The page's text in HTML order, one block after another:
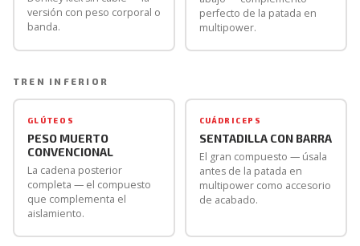
versión con peso corporal o
banda.
perfecto de la patada en
multipower.
TREN INFERIOR
GLÚTEOS
PESO MUERTO
CONVENCIONAL
La cadena posterior
completa — el compuesto
que complementa el
aislamiento.
CUÁDRICEPS
SENTADILLA CON BARRA
El gran compuesto — úsala
antes de la patada en
multipower como accesorio
de acabado.